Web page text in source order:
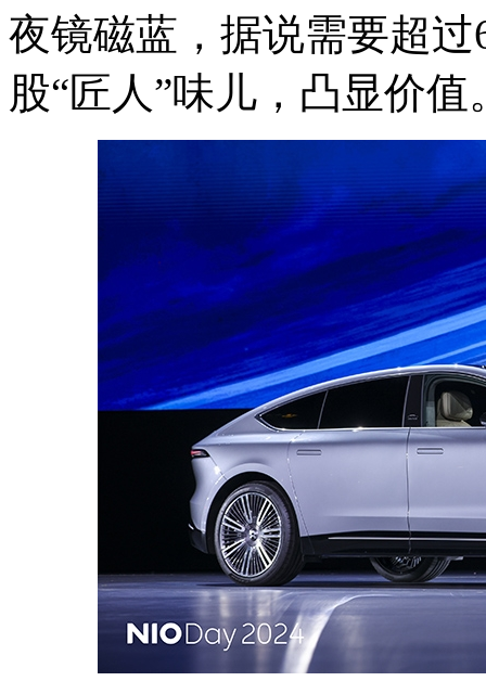
夜镜磁蓝，据说需要超
股“匠人”味儿，凸显价值